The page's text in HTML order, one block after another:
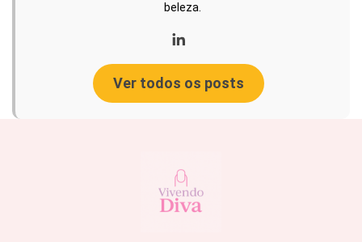
beleza.
Ver todos os posts